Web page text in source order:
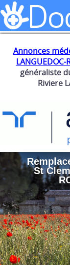
Annonces
LANGUEDOC-
généraliste
Riviere
St